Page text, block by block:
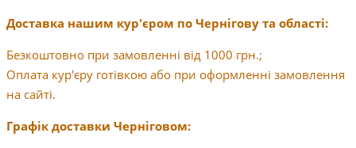
Доставка нашим кур'єром по Чернігову та області:
Безкоштовно при замовленні від 1000 грн.;
Оплата кур'єру готівкою або при оформленні замовлення
на сайті.
Графік доставки Черніговом: